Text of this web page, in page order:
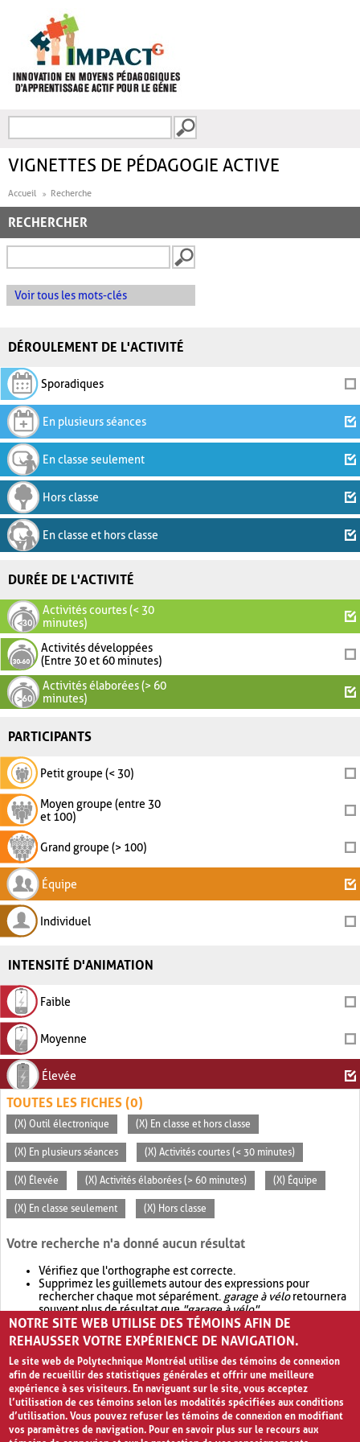
FORMULAIRE DE
VIGNETTES DE PÉDAGOGIE ACTIVE
Accueil Recherche
RECHERCHER
Voir tous les mots-clés
DÉROULEMENT DE L'ACTIVITÉ
Sporadiques
En plusieurs séances
En classe seulement
Hors classe
En classe et hors classe
DURÉE DE L'ACTIVITÉ
Activités courtes (< 30
minutes)
Activités développées
(Entre 30 et 60 minutes)
Activités élaborées (> 60
minutes)
PARTICIPANTS
Petit groupe (< 30)
Moyen groupe (entre 30
et 100)
Grand groupe (> 100)
Équipe
Individuel
INTENSITÉ D'ANIMATION
Faible
Moyenne
Élevée
TOUTES LES FICHES (0)
(X) Outil électronique (X) En classe et hors classe
(X) En plusieurs séances (X) Activités courtes (< 30 minutes)
(X) Élevée (X) Activités élaborées (> 60 minutes) (X) Équipe
(X) En classe seulement (X) Hors classe
Votre recherche n'a donné aucun résultat
Vérifiez que l'orthographe est correcte.
Supprimez les guillemets autour des expressions pour
rechercher chaque mot séparément. garage à véloretournera
souvent plus de résultat que"garage à vélo".
Envisagez d'élargir votre recherche avec OR.garage OR vélo
retournera souvent plus de résultat quegarage à vélo
NOTRE SITE WEB UTILISE DES TÉMOINS AFIN DE
REHAUSSER VOTRE EXPÉRIENCE DE NAVIGATION.
Le site web de Polytechnique Montréal utilise des témoins de connexion
afin de recueillir des statistiques générales et offrir une meilleure
expérience à ses visiteurs. En naviguant sur le site, vous acceptez
l’utilisation de ces témoins selon les modalités spécifiées aux conditions
d’utilisation. Vous pouvez refuser les témoins de connexion en modifiant
vos paramètres de navigation. Pour en savoir plus sur le recours aux